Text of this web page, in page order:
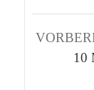
10